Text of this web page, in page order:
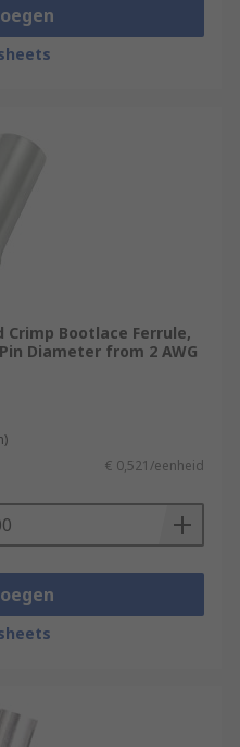
Crimp Bootlace Ferrule,
Diameter from 2 AWG
€ 0,521/eenheid